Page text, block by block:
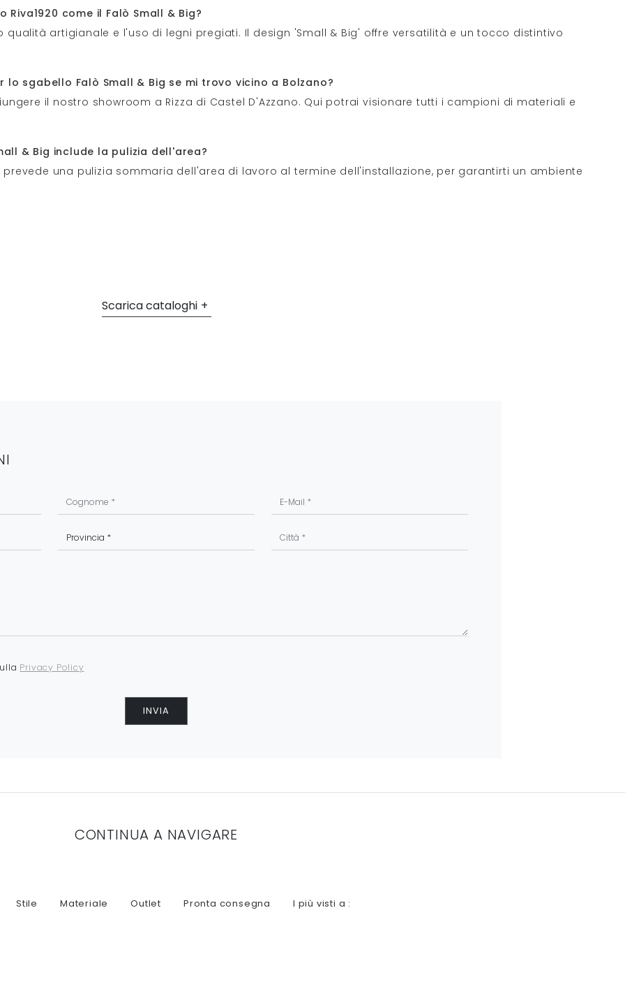
come il Falò Small & Big?
qualità artigianale e l'uso di legni pregiati. Il design 'Small & Big' offre versatilità e un tocco distintivo
sgabello Falò Small & Big se mi trovo vicino a Bolzano?
il nostro showroom a Rizza di Castel D'Azzano. Qui potrai visionare tutti i campioni di materiali e
& Big include la pulizia dell'area?
una pulizia sommaria dell'area di lavoro al termine dell'installazione, per garantirti un ambiente
Scarica cataloghi
Privacy Policy
INVIA
CONTINUA A NAVIGARE
Stile Materiale Outlet Pronta consegna I più visti a :